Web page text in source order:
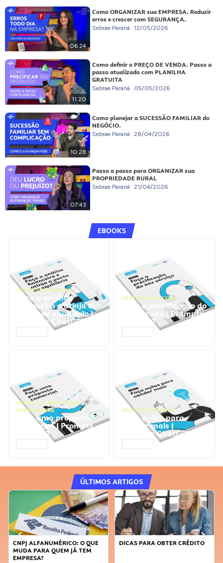
06:24
Como ORGANIZAR sua EMPRESA. Reduzir
erros e crescer com SEGURANÇA.
Sebrae Paraná 12/05/2026
11:20
Como definir o PREÇO DE VENDA. Passo a
passo atualizado com PLANILHA
GRATUITA
Sebrae Paraná 05/05/2026
10:28
Como planejar a SUCESSÃO FAMILIAR do
NEGÓCIO.
Sebrae Paraná 28/04/2026
07:43
Passo a passo para ORGANIZAR sua
PROPRIEDADE RURAL
Sebrae Paraná 21/04/2026
EBOOKS
GESTÃO FINANCEIRA
Faça a análise
financeira e atinja o
ponto de equilíbrio |
Prompts ChatGPT
GESTÃO FINANCEIRA
Faça a precificação do
seu serviço | Prompts
ChatGPT
NEGÓCIOS, PROCESSOS
EMPRESARIAIS
Faça uma proposta
comercial | Prompts
ChatGPT
NEGÓCIOS, VENDAS
Faça ações para
vender mais |
Prompts ChatGPT
ÚLTIMOS ARTIGOS
CNPJ ALFANUMÉRICO: O QUE
MUDA PARA QUEM JÁ TEM
EMPRESA?
DICAS PARA OBTER CRÉDITO